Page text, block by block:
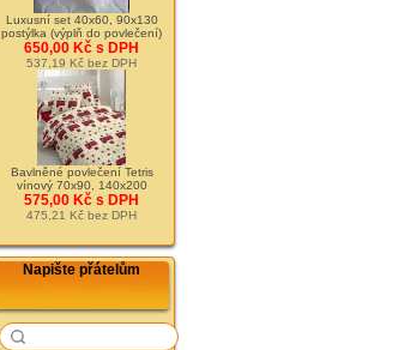
Luxusní set 40x60, 90x130
postýlka (výplň do povlečení)
650,00 Kč s DPH
537,19 Kč bez DPH
Bavlněné povlečení Tetris
vínový 70x90, 140x200
575,00 Kč s DPH
475,21 Kč bez DPH
Napište přátelům